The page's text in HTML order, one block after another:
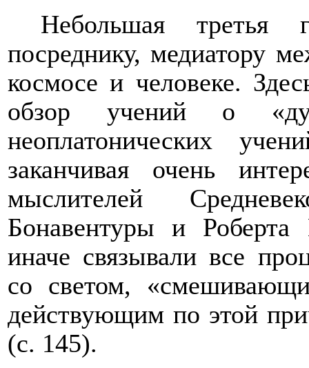
Небольшая третья
посреднику, медиатору
космосе и человеке.
обзор учений о
неоплатонических
заканчивая очень
мыслителей
Бонавентуры и Роберта
иначе связывали все
со светом,
действующим по этой
(с. 145).